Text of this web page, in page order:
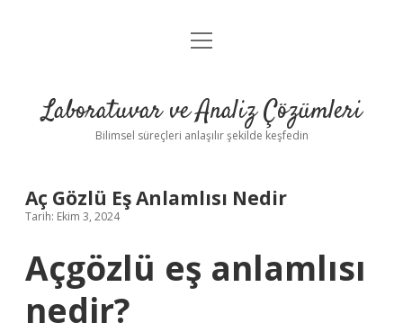
Anasayfa
Yasal Uyarı
menüyü
Laboratuvar ve Analiz Çözümleri
Bilimsel süreçleri anlaşılır şekilde keşfedin
Aç Gözlü Eş Anlamlısı Nedir
Tarih: Ekim 3, 2024
Açgözlü eş anlamlısı
nedir?